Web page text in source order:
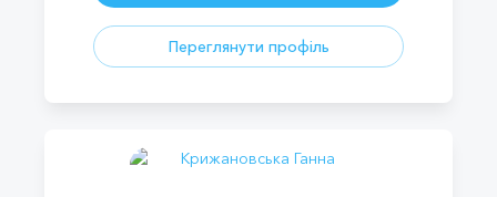
Переглянути профіль